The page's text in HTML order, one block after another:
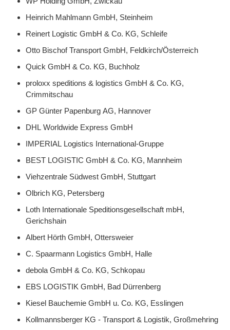
Heinrich Mahlmann GmbH, Steinheim
Reinert Logistic GmbH & Co. KG, Schleife
Otto Bischof Transport GmbH, Feldkirch/Österreich
Quick GmbH & Co. KG, Buchholz
proloxx speditions & logistics GmbH & Co. KG,
Crimmitschau
GP Günter Papenburg AG, Hannover
DHL Worldwide Express GmbH
IMPERIAL Logistics International-Gruppe
BEST LOGISTIC GmbH & Co. KG, Mannheim
Viehzentrale Südwest GmbH, Stuttgart
Olbrich KG, Petersberg
Loth Internationale Speditionsgesellschaft mbH,
Gerichshain
Albert Hörth GmbH, Ottersweier
C. Spaarmann Logistics GmbH, Halle
debola GmbH & Co. KG, Schkopau
EBS LOGISTIK GmbH, Bad Dürrenberg
Kiesel Bauchemie GmbH u. Co. KG, Esslingen
Kollmannsberger KG - Transport & Logistik, Großmehring